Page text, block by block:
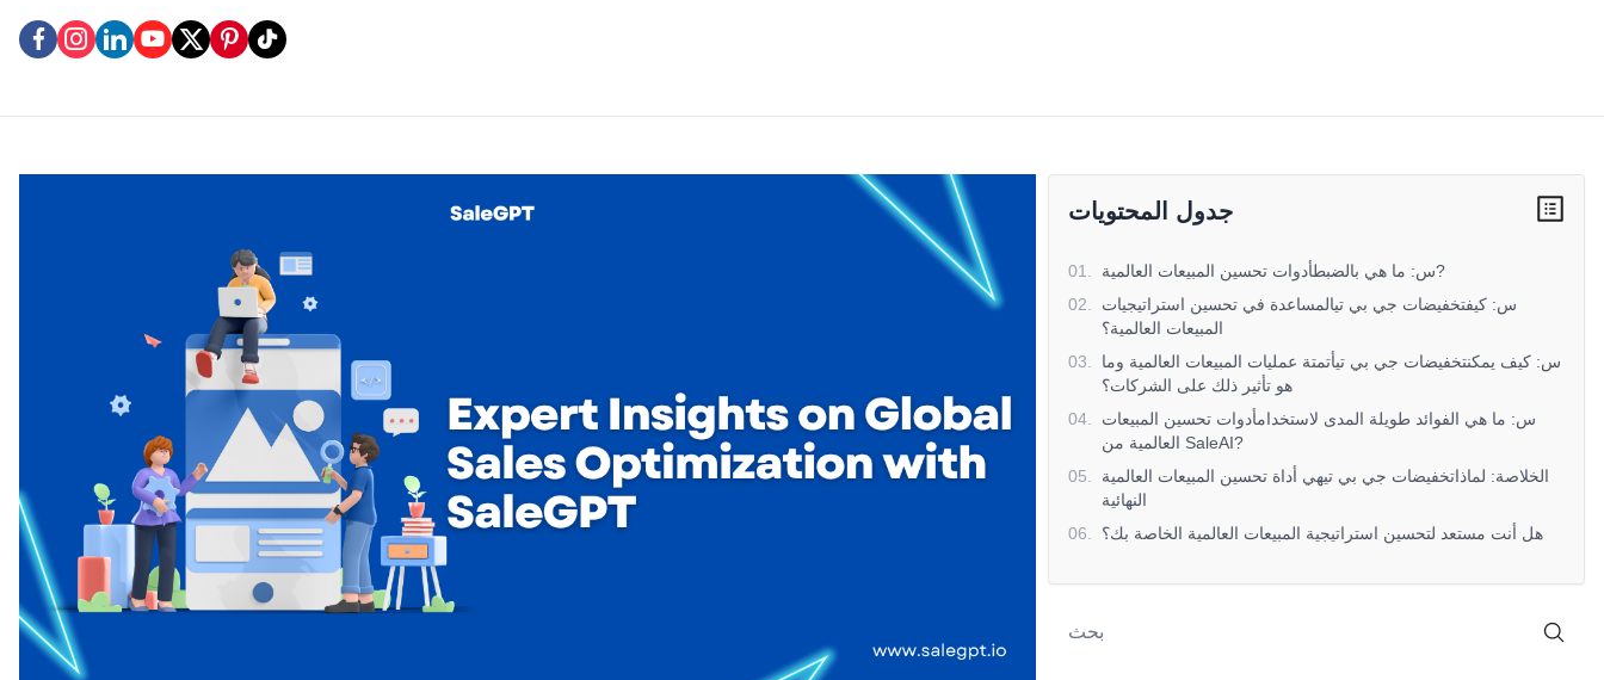
جدول المحتويات
01
س: ما هي بالضبطأدوات تحسين المبيعات العالمية?
02
س: كيفتخفيضات جي بي تيالمساعدة في تحسين استراتيجيات
المبيعات العالمية؟
03
س: كيف يمكنتخفيضات جي بي تيأتمتة عمليات المبيعات العالمية وما
هو تأثير ذلك على الشركات؟
04
س: ما هي الفوائد طويلة المدى لاستخدامأدوات تحسين المبيعات
العالمية من SaleAI?
05
الخلاصة: لماذاتخفيضات جي بي تيهي أداة تحسين المبيعات العالمية
النهائية
06
هل أنت مستعد لتحسين استراتيجية المبيعات العالمية الخاصة بك؟